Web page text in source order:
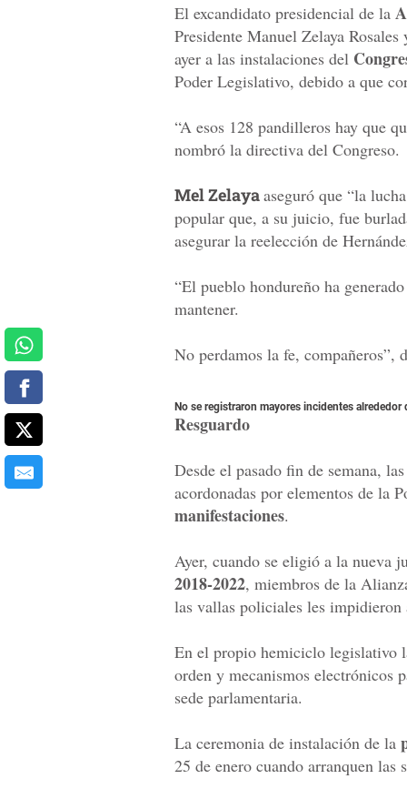
El excandidato presidencial de la
Presidente Manuel Zelaya
ayer a las instalaciones del
Poder Legislativo, debido a que
“A esos 128 pandilleros hay que
nombró la directiva del Congreso.
Mel Zelayaaseguró que “la
popular que, a su juicio, fue
asegurar la reelección de
“El pueblo hondureño ha
mantener.
No perdamos la fe, compañeros”,
No se registraron mayores incidentes alrededor
Resguardo
Desde el pasado fin de semana,
acordonadas por elementos de la
manifestaciones.
Ayer, cuando se eligió a la nueva
2018-2022, miembros de la
las vallas policiales les impidieron
En el propio hemiciclo legislativo
orden y mecanismos electrónicos
sede parlamentaria.
La ceremonia de instalación de la
25 de enero cuando arranquen las